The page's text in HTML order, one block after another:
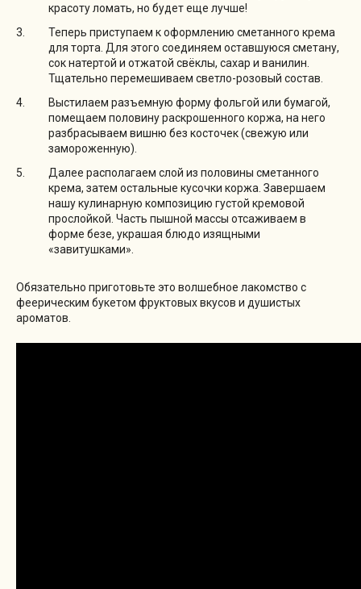
красоту ломать, но будет еще лучше!
Теперь приступаем к оформлению сметанного крема
для торта. Для этого соединяем оставшуюся сметану,
сок натертой и отжатой свёклы, сахар и ванилин.
Тщательно перемешиваем светло-розовый состав.
Выстилаем разъемную форму фольгой или бумагой,
помещаем половину раскрошенного коржа, на него
разбрасываем вишню без косточек (свежую или
замороженную).
Далее располагаем слой из половины сметанного
крема, затем остальные кусочки коржа. Завершаем
нашу кулинарную композицию густой кремовой
прослойкой. Часть пышной массы отсаживаем в
форме безе, украшая блюдо изящными
«завитушками».
Обязательно приготовьте это волшебное лакомство с
феерическим букетом фруктовых вкусов и душистых
ароматов.